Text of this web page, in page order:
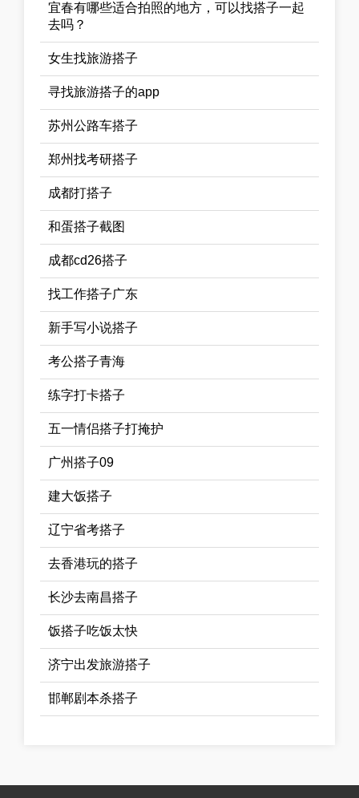
宜春有哪些适合拍照的地方，可以找搭子一起
去吗？
女生找旅游搭子
寻找旅游搭子的app
苏州公路车搭子
郑州找考研搭子
成都打搭子
和蛋搭子截图
成都cd26搭子
找工作搭子广东
新手写小说搭子
考公搭子青海
练字打卡搭子
五一情侣搭子打掩护
广州搭子09
建大饭搭子
辽宁省考搭子
去香港玩的搭子
长沙去南昌搭子
饭搭子吃饭太快
济宁出发旅游搭子
邯郸剧本杀搭子